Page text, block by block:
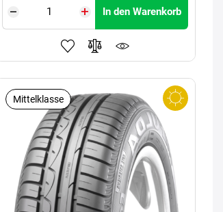
In den Warenkorb
Mittelklasse